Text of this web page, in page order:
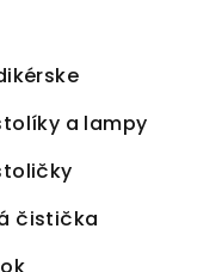
a lampy
čistička